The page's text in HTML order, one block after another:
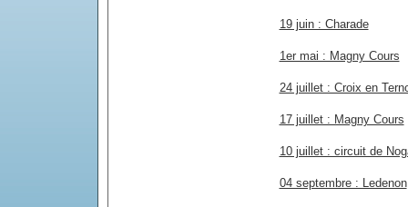
19 juin : Charade
1er mai : Magny Cours
24 juillet : Croix en
17 juillet : Magny Cours
10 juillet : circuit de
04 septembre : Ledenon